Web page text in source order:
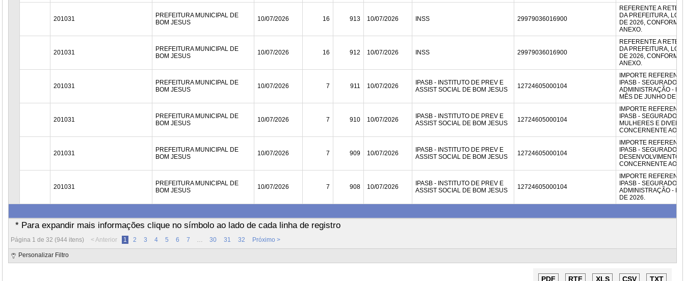
* Para expandir mais informações clique no símbolo ao lado de cada linha de registro
201031
PREFEITURA MUNICIPAL DE
BOM JESUS
10/07/2026 16 913 10/07/2026 INSS 29979036016900
REFERENTE A
DA PREFEITURA,
DE 2026,
ANEXO.
201031
PREFEITURA MUNICIPAL DE
BOM JESUS
10/07/2026 16 912 10/07/2026 INSS 29979036016900
REFERENTE A
DA PREFEITURA,
DE 2026,
ANEXO.
201031
PREFEITURA MUNICIPAL DE
BOM JESUS
10/07/2026 7 911 10/07/2026
IPASB - INSTITUTO DE PREV E
ASSIST SOCIAL DE BOM JESUS
12724605000104
IMPORTE
IPASB - SEGURADO,
ADMINISTRAÇÃO -
MÊS DE JUNHO DE
201031
PREFEITURA MUNICIPAL DE
BOM JESUS
10/07/2026 7 910 10/07/2026
IPASB - INSTITUTO DE PREV E
ASSIST SOCIAL DE BOM JESUS
12724605000104
IMPORTE
IPASB - SEGURADO,
MULHERES E
CONCERNENTE AO
201031
PREFEITURA MUNICIPAL DE
BOM JESUS
10/07/2026 7 909 10/07/2026
IPASB - INSTITUTO DE PREV E
ASSIST SOCIAL DE BOM JESUS
12724605000104
IMPORTE
IPASB - SEGURADO,
DESENVOLVIMENTO
CONCERNENTE AO
201031
PREFEITURA MUNICIPAL DE
BOM JESUS
10/07/2026 7 908 10/07/2026
IPASB - INSTITUTO DE PREV E
ASSIST SOCIAL DE BOM JESUS
12724605000104
IMPORTE
IPASB - SEGURADO,
ADMINISTRAÇÃO -
DE 2026.
Página 1 de 32 (944 itens) < Anterior 1 2 3 4 5 6 7 … 30 31 32 Próximo >
Personalizar Filtro